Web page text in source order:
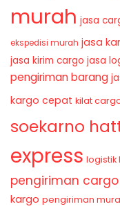
murah jasa
ekspedisi murah jasa
jasa kirim cargo jasa
pengiriman barang
kargo cepat kilat
soekarno
express logistik
pengiriman cargo
kargo pengiriman